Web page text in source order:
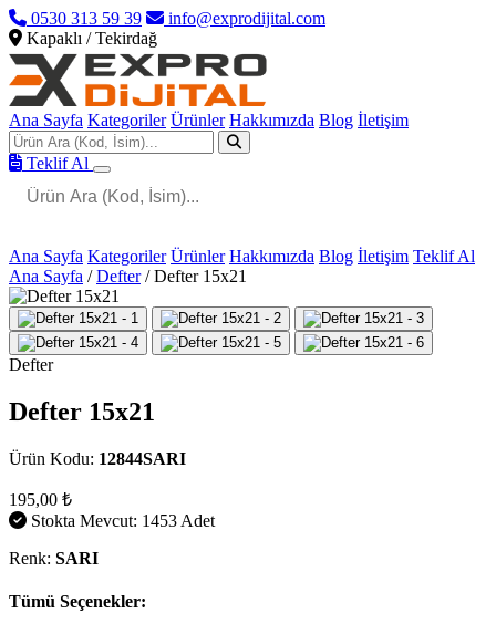
0530 313 59 39
info@exprodijital.com
Kapaklı / Tekirdağ
Ana Sayfa Kategoriler Ürünler Hakkımızda Blog İletişim
Teklif Al
Ana Sayfa Kategoriler Ürünler Hakkımızda Blog İletişim Teklif Al
Ana Sayfa / Defter / Defter 15x21
Defter
Defter 15x21
Ürün Kodu: 12844SARI
195,00 ₺
Stokta Mevcut: 1453 Adet
Renk: SARI
Tümü Seçenekler: